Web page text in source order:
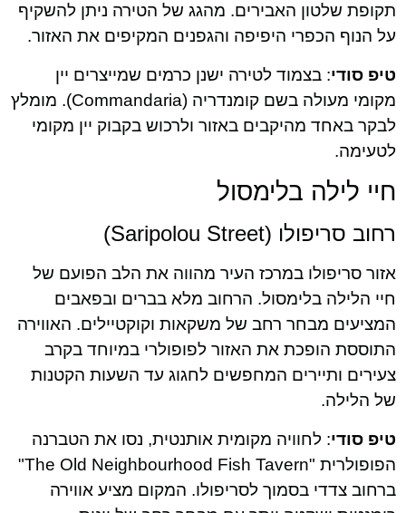
תקופת שלטון האבירים. מהגג של הטירה ניתן להשקיף
על הנוף הכפרי היפיפה והגפנים המקיפים את האזור.
טיפ סודי: בצמוד לטירה ישנן כרמים שמייצרים יין
מקומי מעולה בשם קומנדריה (Commandaria). מומלץ
לבקר באחד מהיקבים באזור ולרכוש בקבוק יין מקומי
לטעימה.
חיי לילה בלימסול
רחוב סריפולו (Saripolou Street)
אזור סריפולו במרכז העיר מהווה את הלב הפועם של
חיי הלילה בלימסול. הרחוב מלא בברים ובפאבים
המציעים מבחר רחב של משקאות וקוקטיילים. האווירה
התוססת הופכת את האזור לפופולרי במיוחד בקרב
צעירים ותיירים המחפשים לחגוג עד השעות הקטנות
של הלילה.
טיפ סודי: לחוויה מקומית אותנטית, נסו את הטברנה
הפופולרית "The Old Neighbourhood Fish Tavern"
ברחוב צדדי בסמוך לסריפולו. המקום מציע אווירה